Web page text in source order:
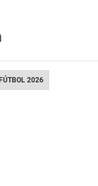
2026